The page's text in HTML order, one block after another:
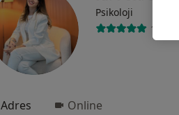
Psikoloji
19
Adres Online